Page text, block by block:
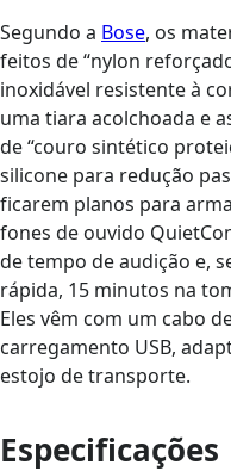
Segundo a Bose, os
feitos de “nylon
inoxidável resistente à
uma tiara acolchoada e
de “couro sintético
silicone para redução
ficarem planos para
fones de ouvido
de tempo de audição e,
rápida, 15 minutos na
Eles vêm com um cabo
carregamento USB,
estojo de transporte.
Especificações